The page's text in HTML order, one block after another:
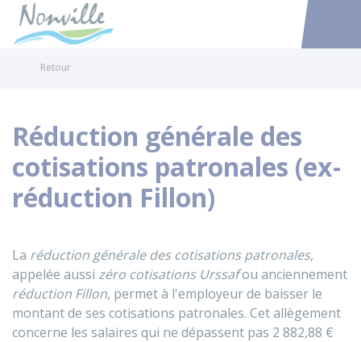
Accéder
Retour
Réduction générale des
cotisations patronales (ex-
réduction Fillon)
La réduction générale des cotisations patronales,
appelée aussi zéro cotisations Urssafou anciennement
réduction Fillon, permet à l'employeur de baisser le
montant de ses cotisations patronales. Cet allègement
concerne les salaires qui ne dépassent pas 2 882,88 €